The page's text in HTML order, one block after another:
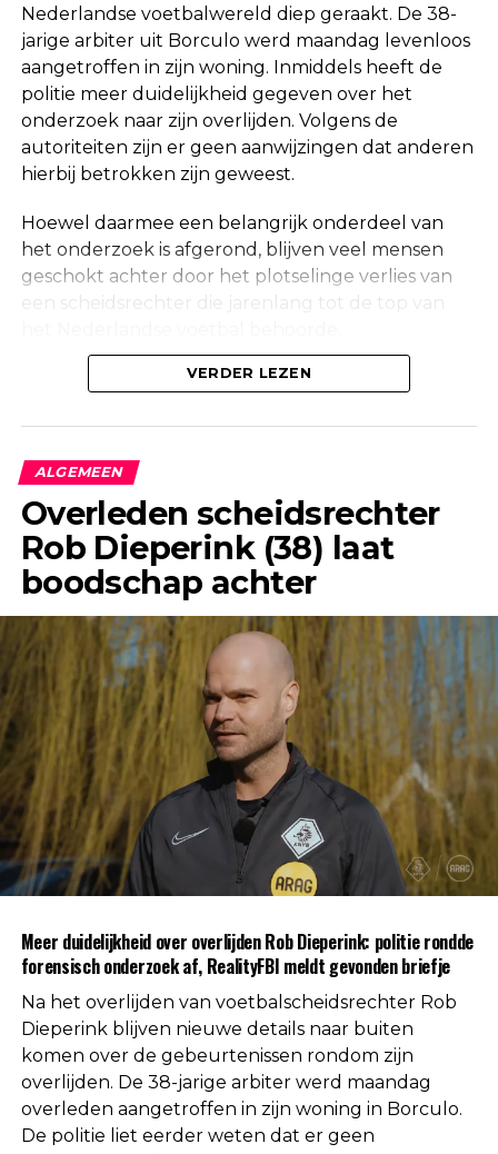
Nederlandse voetbalwereld diep geraakt. De 38-
jarige arbiter uit Borculo werd maandag levenloos
aangetroffen in zijn woning. Inmiddels heeft de
politie meer duidelijkheid gegeven over het
onderzoek naar zijn overlijden. Volgens de
autoriteiten zijn er geen aanwijzingen dat anderen
hierbij betrokken zijn geweest.
Hoewel daarmee een belangrijk onderdeel van
het onderzoek is afgerond, blijven veel mensen
geschokt achter door het plotselinge verlies van
een scheidsrechter die jarenlang tot de top van
Onderzoek na vondst in woning
Maandag werd in een woning aan de Korte
Molenstraat in Borculo een overleden persoon
aangetroffen. Kort daarna bevestigde de politie
dat er onderzoek werd gedaan naar de
omstandigheden van het overlijden.
Ook een forensisch onderzoeksteam kwam ter
plaatse om de situatie zorgvuldig in kaart te
brengen. Dergelijke onderzoeken maken
standaard deel uit van een procedure wanneer de
oorzaak van een overlijden nog niet direct
duidelijk is.
Na afronding van de eerste onderzoeksfase liet de
politie weten dat er geen aanwijzingen zijn
gevonden voor betrokkenheid van andere
personen. Daarmee is die mogelijkheid volgens de
autoriteiten uitgesloten.
worden geen verdere mededelingen gedaan over
de doodsoorzaak.
Een vaste waarde in de Nederlandse
arbitrage
Met het overlijden van Rob Dieperink verliest het
VERDER LEZEN
ALGEMEEN
Overleden scheidsrechter
Rob Dieperink (38) laat
boodschap achter
Meer duidelijkheid over overlijden Rob Dieperink: politie rondde
forensisch onderzoek af, RealityFBI meldt gevonden briefje
Na het overlijden van voetbalscheidsrechter Rob
Dieperink blijven nieuwe details naar buiten
komen over de gebeurtenissen rondom zijn
overlijden. De 38-jarige arbiter werd maandag
overleden aangetroffen in zijn woning in Borculo.
De politie liet eerder weten dat er geen